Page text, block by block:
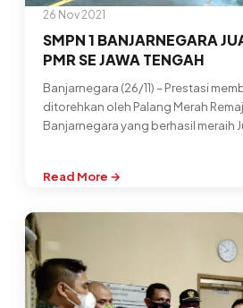
26 Nov 2021
SMPN 1 BANJARNEGARA
PMR SE JAWA TENGAH
Banjarnegara (26/11) – Prestasi
ditorehkan oleh Palang Merah
Banjarnegara yang berhasil meraih
Read More →
:
BANJARNEGARA
JUARA
LOMBA